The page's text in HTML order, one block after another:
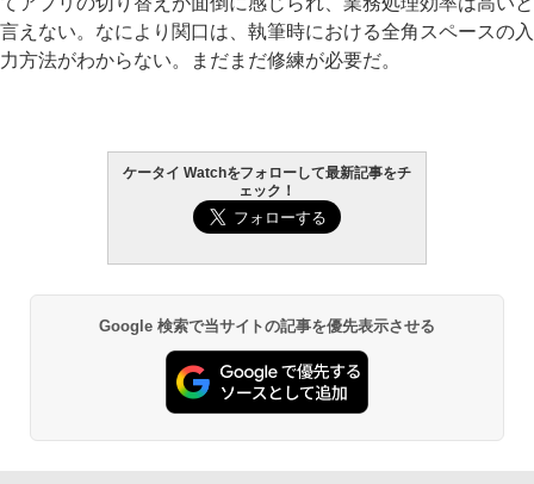
言えない。なにより関口は、執筆時における全角スペースの入
力方法がわからない。まだまだ修練が必要だ。
ケータイ Watchをフォローして最新記事をチ
ェック！
Google 検索で当サイトの記事を優先表示させる